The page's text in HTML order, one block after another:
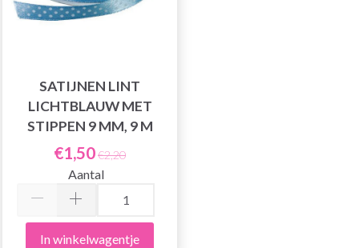
SATIJNEN LINT
LICHTBLAUW MET
STIPPEN 9 MM, 9 M
€1,50€2,20
Aantal
In winkelwagentje